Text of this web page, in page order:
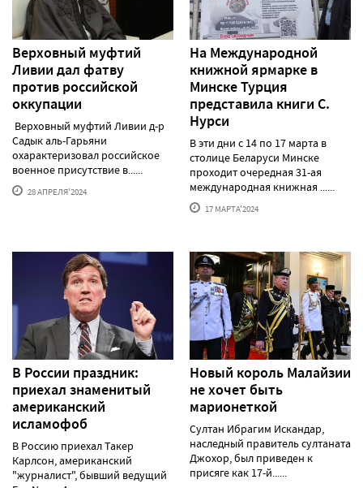
Верховный муфтий
Ливии дал фатву
против российской
оккупации
Верховный муфтий Ливии д-р
Садык аль-Гарьяни
охарактеризовал российское
военное присутствие в......
28 АПРЕЛЯ'2024
На Международной
книжной ярмарке в
Минске Турция
представила книги С.
Нурси
В эти дни с 14 по 17 марта в
столице Беларуси Минске
проходит очередная 31-ая
международная книжная ......
17 МАРТА'2024
В России праздник:
приехал знаменитый
американский
исламофоб
В Россию приехал Такер
Карлсон, американский
"журналист", бывший ведущий
Новый король Малайзии
не хочет быть
марионеткой
Султан Ибрагим Искандар,
наследный правитель султаната
Джохор, был приведен к
присяге как 17-й......